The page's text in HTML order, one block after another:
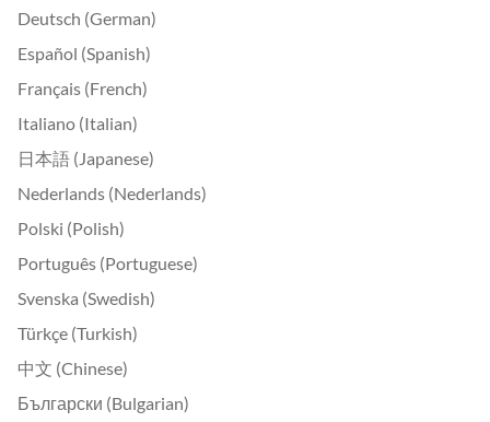
Deutsch (German)
Español (Spanish)
Français (French)
Italiano (Italian)
日本語 (Japanese)
Nederlands (Nederlands)
Polski (Polish)
Português (Portuguese)
Svenska (Swedish)
Türkçe (Turkish)
中文 (Chinese)
Български (Bulgarian)